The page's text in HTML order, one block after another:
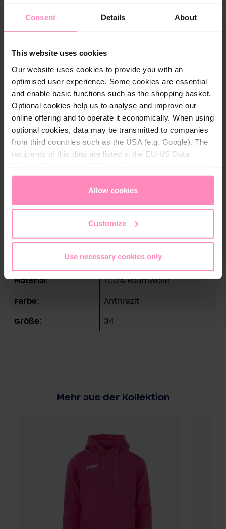
Consent Details About
This website uses cookies
Our website uses cookies to provide you with an
optimised user experience. Some cookies are essential
and enable basic functions such as the shopping basket.
Optional cookies help us to analyse and improve our
online offering and to operate it economically. When using
optional cookies, data may be transmitted to companies
from third countries such as the USA (e.g. Google). The
recipients of this data are listed in the EU-US Data
appropriate level of data protection. You canaccept all
only allow necessary cookies
access and change your chosen setting at any time in
Allow cookies
Customize
Use necessary cookies only
Fairtrade Cotton
Global Organic Textile Standard (GOTS)
Beschreibung
Der hochwertige Hoodie hat ein dezentes BWT Logo
auf der Brust und einen tonalen BWT Logo Druck am
Ärmel. Die seitliche Eingriffstaschen sind auf alle
Fälle sehr praktisch und eignen sich gut für den
auch an der Kapuze mit einem BWT Logo verziert.
Technische Details
Damen
Material: 100% Baumwolle
Farbe: Anthrazit
Größe: 34
Mehr aus der Kollektion